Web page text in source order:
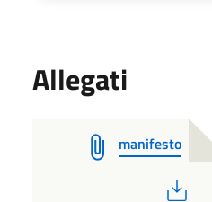
Allegati
manifesto